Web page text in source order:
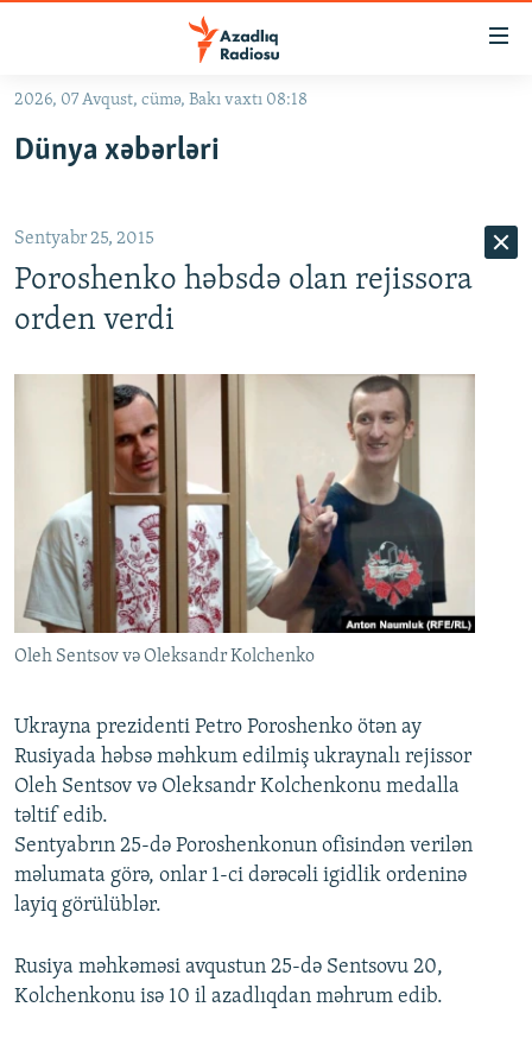
Əsas
qayıt
qayıt
Axtarışa
#İZAHLA
#ƏSLINDƏ
ARAŞDIRMA
MULTIMEDIA
FOTOQALEREYA
İNFOQRAFIKA
KARIKATURA
RADIO ARXIV
OXU ZALI
AZƏRBAYCAN ƏDƏBIYYATI KITABXANASI
İSLAM VƏ DEMOKRATIYA
HAQQIMIZDA
MISSIYAMIZ
PEŞƏ ETIKASI VƏ JURNALISTIKA STANDARTLARIMIZ
BIZIMLƏ ƏLAQƏ
XƏBƏR BÜLLETENLƏRIMIZ
BIZI IZLƏ
2026, 07 Avqust, cümə, Bakı vaxtı 08:18
Dünya xəbərləri
Sentyabr 25, 2015
Poroshenko həbsdə olan rejissora
orden verdi
Oleh Sentsov və Oleksandr Kolchenko
Ukrayna prezidenti Petro Poroshenko ötən ay
Rusiyada həbsə məhkum edilmiş ukraynalı rejissor
Oleh Sentsov və Oleksandr Kolchenkonu medalla
təltif edib.
Sentyabrın 25-də Poroshenkonun ofisindən verilən
məlumata görə, onlar 1-ci dərəcəli igidlik ordeninə
layiq görülüblər.
Rusiya məhkəməsi avqustun 25-də Sentsovu 20,
Kolchenkonu isə 10 il azadlıqdan məhrum edib.